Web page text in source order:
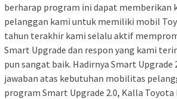
berharap program ini dapat memberikan
pelanggan kami untuk memiliki mobil
tahun terakhir kami selalu aktif
Smart Upgrade dan respon yang kami
pun sangat baik. Hadirnya Smart Upgrade
jawaban atas kebutuhan mobilitas
program Smart Upgrade 2.0, Kalla